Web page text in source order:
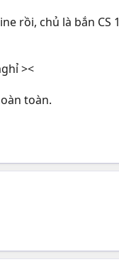
rồi, chủ là bắn CS
><
toàn.